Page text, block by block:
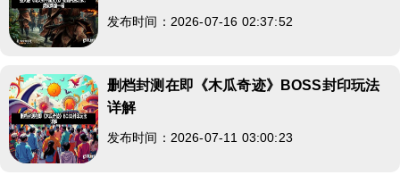
发布时间：2026-07-16 02:37:52
删档封测在即《木瓜奇迹》BOSS封印玩法
详解
发布时间：2026-07-11 03:00:23